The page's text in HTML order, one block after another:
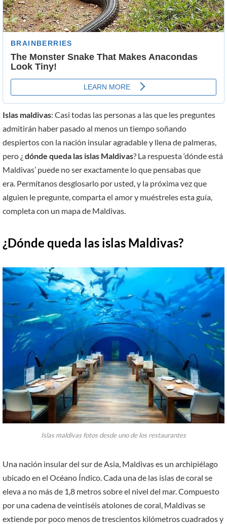
Islas maldivas: Casi todas las personas a las que les preguntes
admitirán haber pasado al menos un tiempo soñando
despiertos con la nación insular agradable y llena de palmeras,
pero ¿ dónde queda las islas Maldivas? La respuesta ‘dónde está
Maldivas’ puede no ser exactamente lo que pensabas que
era. Permítanos desglosarlo por usted, y la próxima vez que
alguien le pregunte, comparta el amor y muéstreles esta guía,
completa con un mapa de Maldivas.
¿Dónde queda las islas Maldivas?
Islas maldivas fotos desde uno de los restaurantes
Una nación insular del sur de Asia, Maldivas es un archipiélago
ubicado en el Océano Índico. Cada una de las islas de coral se
eleva a no más de 1,8 metros sobre el nivel del mar. Compuesto
por una cadena de veintiséis atolones de coral, Maldivas se
extiende por poco menos de trescientos kilómetros cuadrados y